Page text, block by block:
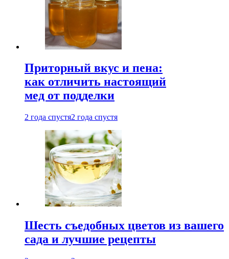
Приторный вкус и пена:
как отличить настоящий
мед от подделки
2 года спустя2 года спустя
Шесть съедобных цветов из вашего
сада и лучшие рецепты